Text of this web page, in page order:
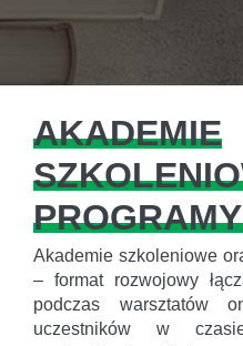
AKADEMIE
Akademie szkoleniowe
– format rozwojowy
podczas warsztatów
uczestników w